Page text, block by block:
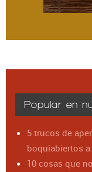
Popular en
5 trucos de
boquiabiertos
10 cosas que